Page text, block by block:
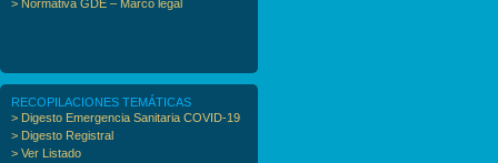
> Normativa GDE – Marco legal
RECOPILACIONES TEMÁTICAS
> Digesto Emergencia Sanitaria COVID-19
> Digesto Registral
> Ver Listado